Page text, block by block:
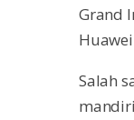
Grand
Salah